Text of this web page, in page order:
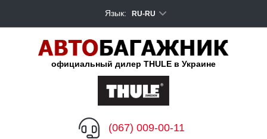
Язык: RU-RU
официальный дилер THULE в Украине
(067) 009-00-11